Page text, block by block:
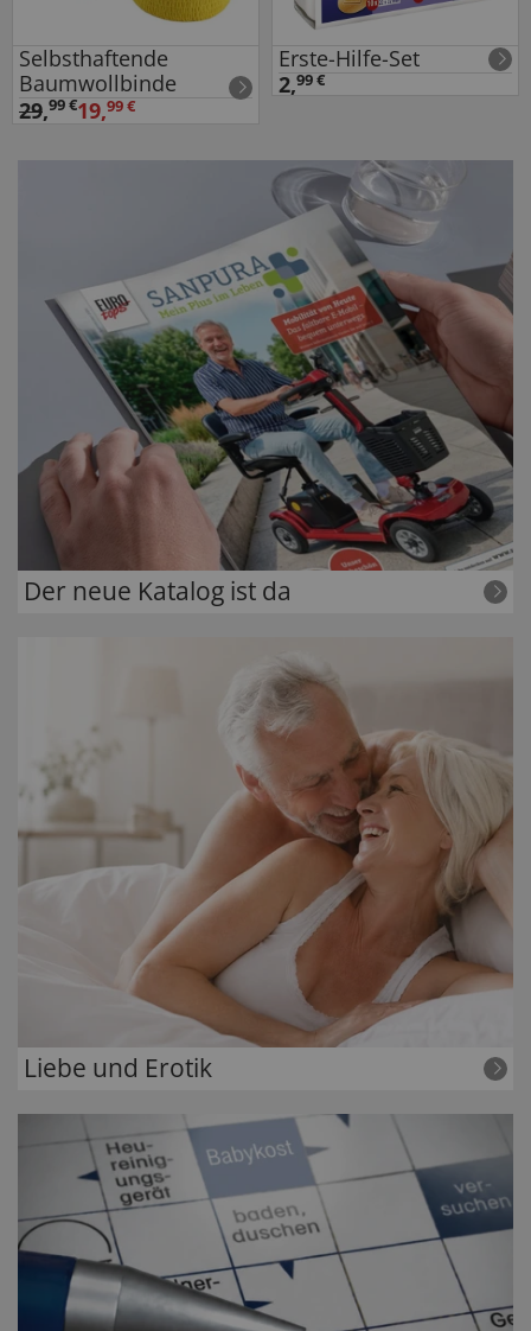
Selbsthaftende
Baumwollbinde
29,99 €19,99 €
Erste-Hilfe-Set
2,99 €
Der neue Katalog ist da
Liebe und Erotik